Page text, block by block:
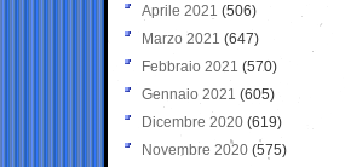
Aprile 2021 (506)
Marzo 2021 (647)
Febbraio 2021 (570)
Gennaio 2021 (605)
Dicembre 2020 (619)
Novembre 2020 (575)